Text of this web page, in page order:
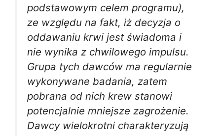
podstawowym celem programu),
ze względu na fakt, iż decyzja o
oddawaniu krwi jest świadoma i
nie wynika z chwilowego impulsu.
Grupa tych dawców ma regularnie
wykonywane badania, zatem
pobrana od nich krew stanowi
potencjalnie mniejsze zagrożenie.
Dawcy wielokrotni charakteryzują